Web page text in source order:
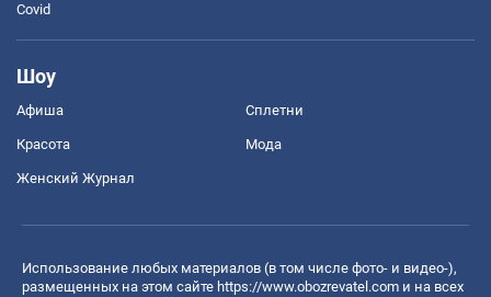
Covid
Шоу
Афиша Сплетни
Красота Мода
Женский Журнал
Использование любых материалов (в том числе фото- и видео-),
размещенных на этом сайте https://www.obozrevatel.com и на всех